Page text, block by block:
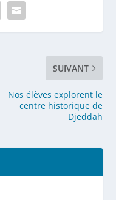
SUIVANT
Nos élèves explorent le
centre historique de
Djeddah